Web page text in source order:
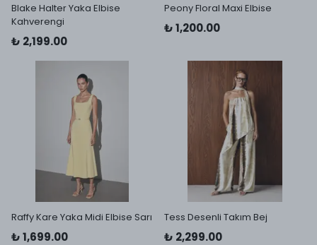
Blake Halter Yaka Elbise
Kahverengi
₺ 2,199.00
Peony Floral Maxi Elbise
₺ 1,200.00
Raffy Kare Yaka Midi Elbise Sarı
₺ 1,699.00
Tess Desenli Takım Bej
₺ 2,299.00